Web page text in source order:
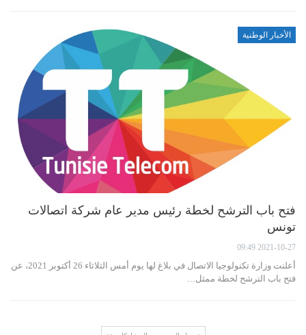
الأخبار الوطنية
فتح باب الترشح لخطة رئيس مدير عام شركة اتصالات
تونس
2021-10-27 09:49
أعلنت وزارة تكنولوجيا الاتصال في بلاغ لها يوم أمس الثلاثاء 26 أكتوبر 2021، عن
فتح باب الترشح لخطة ممثل…